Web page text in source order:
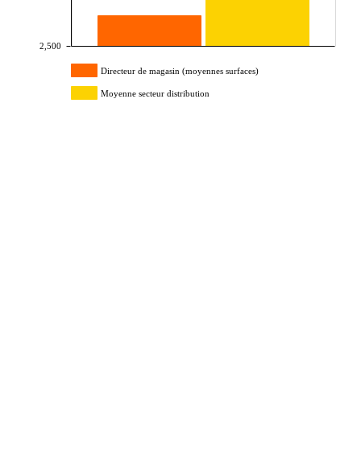
2,500
Directeur de magasin (moyennes surfaces)
Moyenne secteur distribution